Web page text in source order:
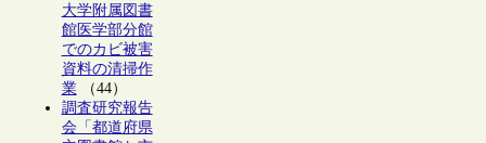
大学附属図書
館医学部分館
でのカビ被害
資料の清掃作
業（44）
調査研究報告
会「都道府県